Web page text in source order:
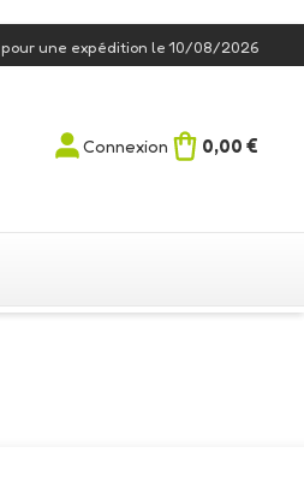
pour une expédition le 10/08/2026
Connexion 0,00 €